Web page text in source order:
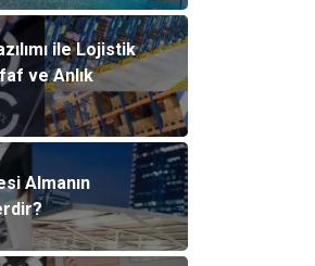
ile Lojistik
ve Anlık
Almanın